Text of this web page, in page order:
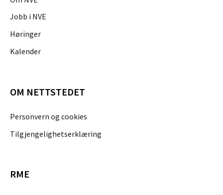
Jobb i NVE
Høringer
Kalender
OM NETTSTEDET
Personvern og cookies
Tilgjengelighetserklæring
RME